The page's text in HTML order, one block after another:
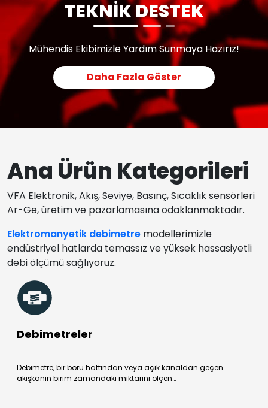
TEKNİK DESTEK
Mühendis Ekibimizle Yardım Sunmaya Hazırız!
Daha Fazla Göster
Ana Ürün Kategorileri
VFA Elektronik, Akış, Seviye, Basınç, Sıcaklık sensörleri
Ar-Ge, üretim ve pazarlamasına odaklanmaktadır.
Elektromanyetik debimetre modellerimizle
endüstriyel hatlarda temassız ve yüksek hassasiyetli
debi ölçümü sağlıyoruz.
Debimetreler
Debimetre, bir boru hattından veya açık kanaldan geçen
akışkanın birim zamandaki miktarını ölçen…